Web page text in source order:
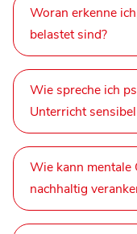
Woran erkenne
belastet sind?
Wie spreche ich
Unterricht
Wie kann mentale
nachhaltig